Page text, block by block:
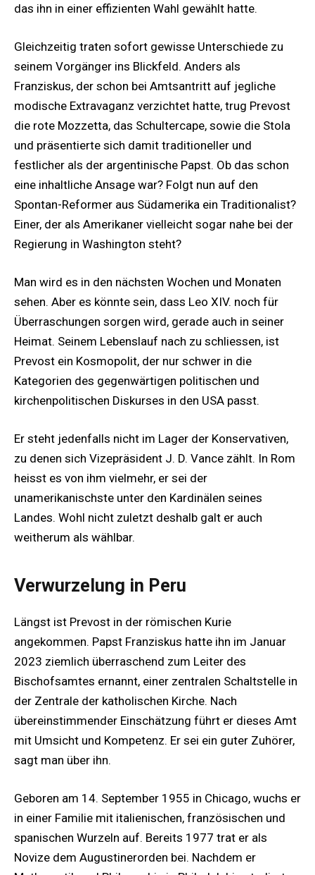
das ihn in einer effizienten Wahl gewählt hatte.
Gleichzeitig traten sofort gewisse Unterschiede zu
seinem Vorgänger ins Blickfeld. Anders als
Franziskus, der schon bei Amtsantritt auf jegliche
modische Extravaganz verzichtet hatte, trug Prevost
die rote Mozzetta, das Schultercape, sowie die Stola
und präsentierte sich damit traditioneller und
festlicher als der argentinische Papst. Ob das schon
eine inhaltliche Ansage war? Folgt nun auf den
Spontan-Reformer aus Südamerika ein Traditionalist?
Einer, der als Amerikaner vielleicht sogar nahe bei der
Regierung in Washington steht?
Man wird es in den nächsten Wochen und Monaten
sehen. Aber es könnte sein, dass Leo XIV. noch für
Überraschungen sorgen wird, gerade auch in seiner
Heimat. Seinem Lebenslauf nach zu schliessen, ist
Prevost ein Kosmopolit, der nur schwer in die
Kategorien des gegenwärtigen politischen und
kirchenpolitischen Diskurses in den USA passt.
Er steht jedenfalls nicht im Lager der Konservativen,
zu denen sich Vizepräsident J. D. Vance zählt. In Rom
heisst es von ihm vielmehr, er sei der
unamerikanischste unter den Kardinälen seines
Landes. Wohl nicht zuletzt deshalb galt er auch
weitherum als wählbar.
Verwurzelung in Peru
Längst ist Prevost in der römischen Kurie
angekommen. Papst Franziskus hatte ihn im Januar
2023 ziemlich überraschend zum Leiter des
Bischofsamtes ernannt, einer zentralen Schaltstelle in
der Zentrale der katholischen Kirche. Nach
übereinstimmender Einschätzung führt er dieses Amt
mit Umsicht und Kompetenz. Er sei ein guter Zuhörer,
sagt man über ihn.
Geboren am 14. September 1955 in Chicago, wuchs er
in einer Familie mit italienischen, französischen und
spanischen Wurzeln auf. Bereits 1977 trat er als
Novize dem Augustinerorden bei. Nachdem er